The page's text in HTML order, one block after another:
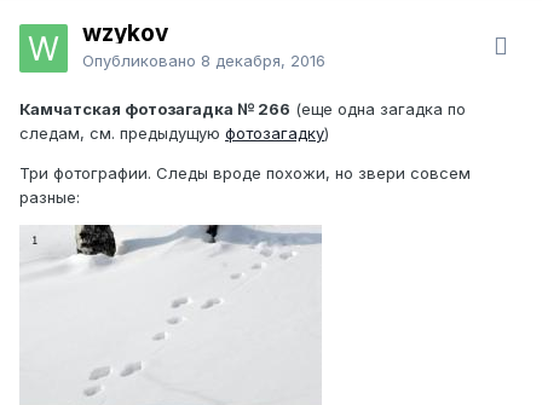
wzykov
Опубликовано 8 декабря, 2016
Камчатская фотозагадка № 266 (еще одна загадка по
следам, см. предыдущую фотозагадку)
Три фотографии. Следы вроде похожи, но звери совсем
разные: